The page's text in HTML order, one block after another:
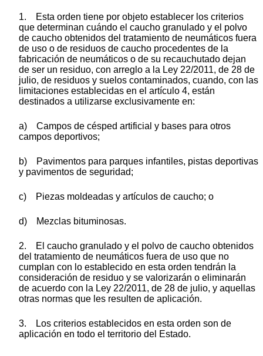
1. Esta orden tiene por objeto establecer los criterios
que determinan cuándo el caucho granulado y el polvo
de caucho obtenidos del tratamiento de neumáticos fuera
de uso o de residuos de caucho procedentes de la
fabricación de neumáticos o de su recauchutado dejan
de ser un residuo, con arreglo a la Ley 22/2011, de 28 de
julio, de residuos y suelos contaminados, cuando, con las
limitaciones establecidas en el artículo 4, están
destinados a utilizarse exclusivamente en:
a) Campos de césped artificial y bases para otros
campos deportivos;
b) Pavimentos para parques infantiles, pistas deportivas
y pavimentos de seguridad;
c) Piezas moldeadas y artículos de caucho; o
d) Mezclas bituminosas.
2. El caucho granulado y el polvo de caucho obtenidos
del tratamiento de neumáticos fuera de uso que no
cumplan con lo establecido en esta orden tendrán la
consideración de residuo y se valorizarán o eliminarán
de acuerdo con la Ley 22/2011, de 28 de julio, y aquellas
otras normas que les resulten de aplicación.
3. Los criterios establecidos en esta orden son de
aplicación en todo el territorio del Estado.